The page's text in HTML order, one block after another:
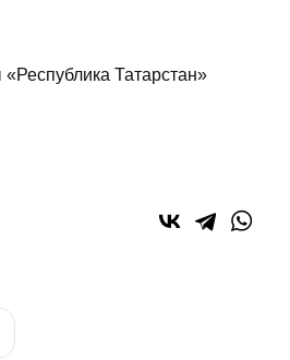
«Республика Татарстан»